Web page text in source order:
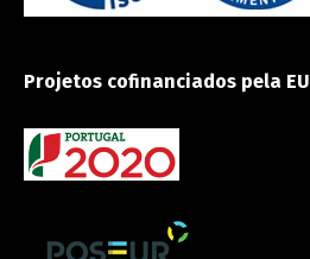
Projetos cofinanciados pela EU